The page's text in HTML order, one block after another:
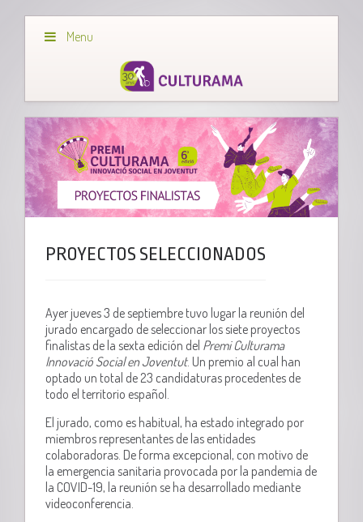
Menu
PROYECTOS SELECCIONADOS
Ayer jueves 3 de septiembre tuvo lugar la reunión del
jurado encargado de seleccionar los siete proyectos
finalistas de la sexta edición del Premi Culturama
Innovació Social en Joventut. Un premio al cual han
optado un total de 23 candidaturas procedentes de
todo el territorio español.
El jurado, como es habitual, ha estado integrado por
miembros representantes de las entidades
colaboradoras. De forma excepcional, con motivo de
la emergencia sanitaria provocada por la pandemia de
la COVID-19, la reunión se ha desarrollado mediante
videoconferencia.